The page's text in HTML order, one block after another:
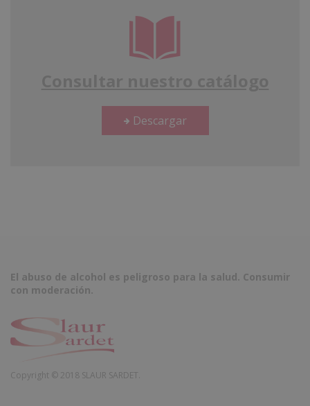
Descargar
El abuso de alcohol es peligroso para la salud. Consumir
con moderación.
Copyright © 2018 SLAUR SARDET.